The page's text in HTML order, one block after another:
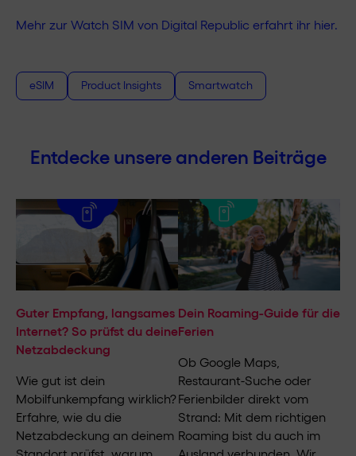
Mehr zur Watch SIM von Digital Republic erfahrt ihr hier.
eSIM Product Insights Smartwatch
Entdecke unsere anderen Beiträge
Guter Empfang, langsames
Internet? So prüfst du deine
Netzabdeckung
Wie gut ist dein
Mobilfunkempfang wirklich?
Erfahre, wie du die
Netzabdeckung an deinem
Dein Roaming-Guide für die
Ferien
Ob Google Maps,
Restaurant-Suche oder
Ferienbilder direkt vom
Strand: Mit dem richtigen
Roaming bist du auch im